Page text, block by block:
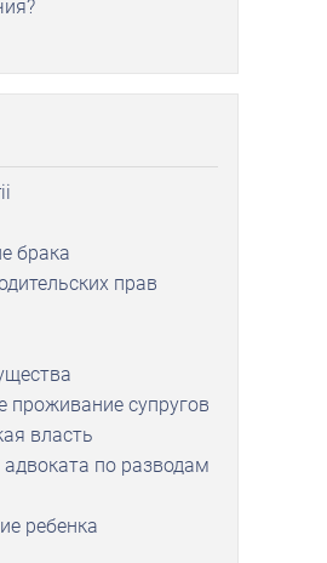
брака
прав
проживание супругов
власть
по разводам
ребенка